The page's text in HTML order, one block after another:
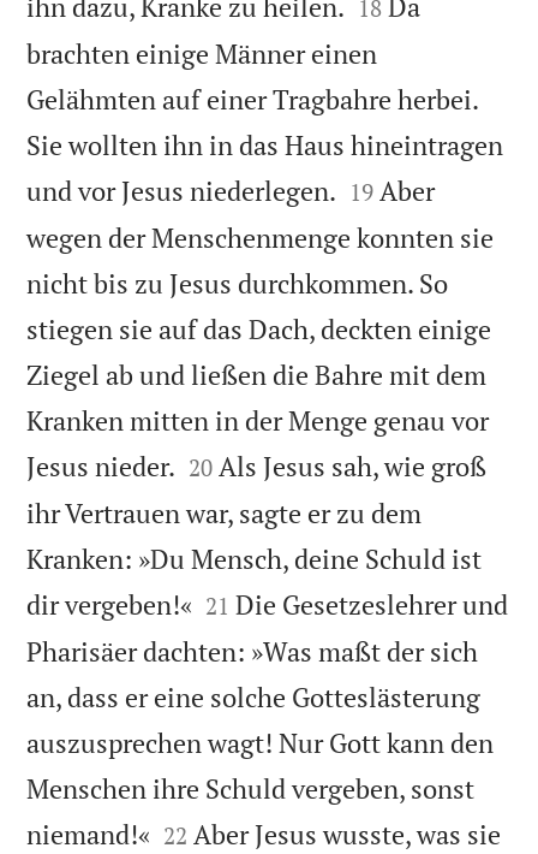
18
brachten einige Männer einen
Gelähmten auf einer Tragbahre herbei.
Sie wollten ihn in das Haus hineintragen
und vor Jesus niederlegen. 

19 Aber
wegen der Menschenmenge konnten sie
nicht bis zu Jesus durchkommen. So
stiegen sie auf das Dach, deckten einige
Ziegel ab und ließen die Bahre mit dem
Kranken mitten in der Menge genau vor
Jesus nieder. 

20 Als Jesus sah, wie groß
ihr Vertrauen war, sagte er zu dem
Kranken: »Du Mensch, deine Schuld ist
dir vergeben!« 

21 Die Gesetzeslehrer und
Pharisäer dachten: »Was maßt der sich
an, dass er eine solche Gotteslästerung
auszusprechen wagt! Nur Gott kann den
Menschen ihre Schuld vergeben, sonst
niemand!« 

22 Aber Jesus wusste, was sie